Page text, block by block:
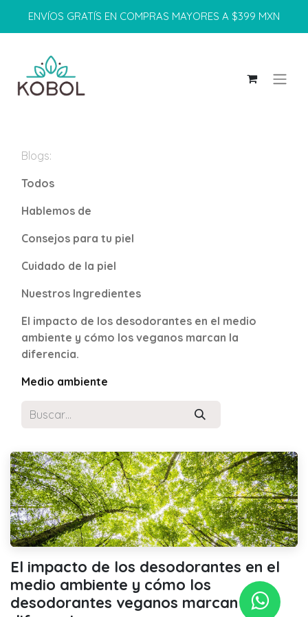
ENVÍOS GRATÍS EN COMPRAS MAYORES A $399 MXN
Blogs:
Todos
Hablemos de
Consejos para tu piel
Cuidado de la piel
Nuestros Ingredientes
El impacto de los desodorantes en el medio
ambiente y cómo los veganos marcan la
diferencia.
Medio ambiente
El impacto de los desodorantes en el
medio ambiente y cómo los
desodorantes veganos marcan la